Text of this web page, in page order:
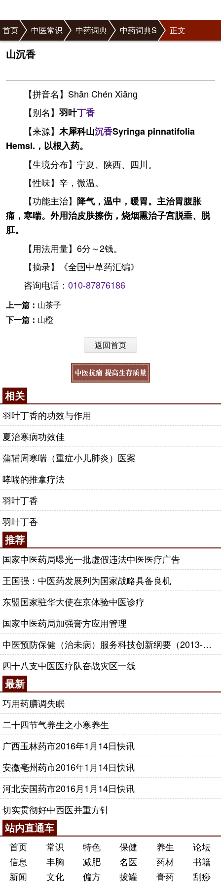
首页 中医常识 中药词典 中药词典S 正文
山沉香
【拼音名】Shān Chén Xiānɡ
【别名】 羽叶丁香
【来源】 木犀科山沉香Syringa pinnatifolia
Hemsl.，以根入药。
【生境分布】宁夏、陕西、四川。
【性味】辛，微温。
【功能主治】 降气，温中，暖胃。主治胃腹胀
痛，寒喘。外用治皮肤擦伤，烧烟熏治子宫脱垂、脱
肛。
【用法用量】6分～2钱。
【摘录】《全国中草药汇编》
咨询电话： 010-87876186
上一篇： 山茶子
下一篇： 山橙
返回首页
相关
羽叶丁香的功效与作用
夏治寒病功效佳
蒲辅周寒喘（重症小儿肺炎）医案
哮喘的推拿疗法
羽叶丁香
羽叶丁香
推荐
国家中医药局曝光一批虚假违法中医医疗广告
王国强：中医药发展列为国家战略具备良机
东盟国家驻华大使在京体验中医诊疗
国家中医药局加强膏方应用管理
中医预防保健（治未病）服务科技创新纲要（2013-2020年）
四十八支中医医疗队奋战灾区一线
最新
巧用药膳调失眠
二十四节气养生之小寒养生
广西玉林药市2016年1月14日快讯
安徽亳州药市2016年1月14日快讯
河北安国药市2016月1月14日快讯
切实贯彻好中西医并重方针
站内直通车
首页 常识 特色 保健 养生
论坛
信息
丰胸 减肥 名医 药材
书籍
新闻
文化 偏方 拔罐 膏药
刮痧